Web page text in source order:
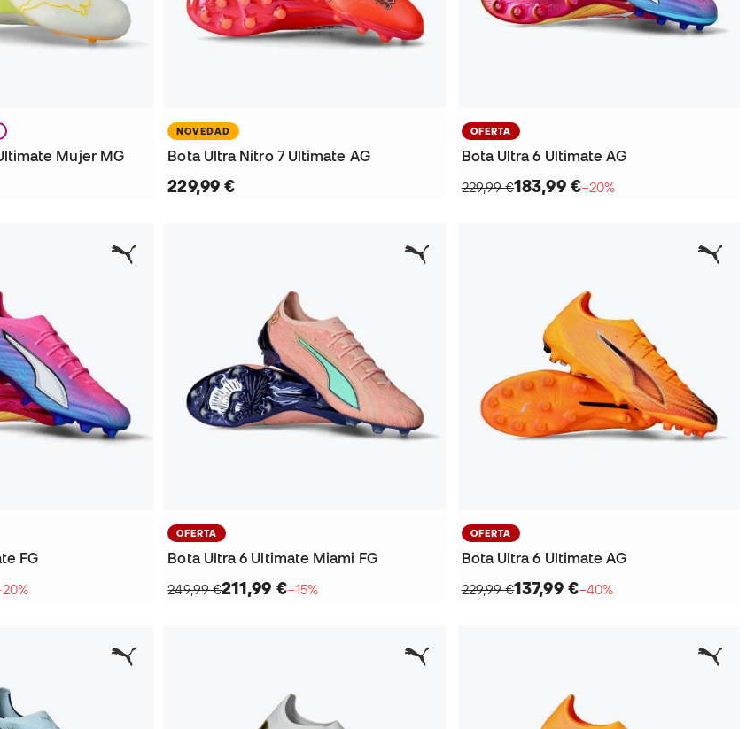
Mujer MG
NOVEDAD
Bota Ultra Nitro 7 Ultimate AG
229,99 €
OFERTA
Bota Ultra 6 Ultimate AG
229,99 €183,99 €−20%
FG
OFERTA
Bota Ultra 6 Ultimate Miami FG
249,99 €211,99 €−15%
OFERTA
Bota Ultra 6 Ultimate AG
229,99 €137,99 €−40%